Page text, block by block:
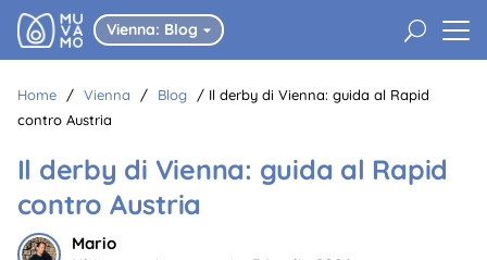
Vienna: Blog  U
Home / Vienna / Blog / Il derby di Vienna: guida al Rapid
contro Austria
Il derby di Vienna: guida al Rapid
contro Austria
Mario